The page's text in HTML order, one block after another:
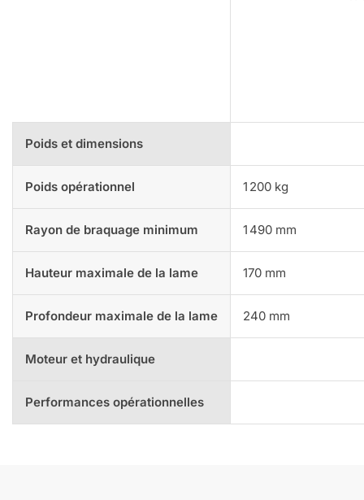
Poids et dimensions
Poids opérationnel 1 200 kg
Rayon de braquage minimum 1 490 mm
Hauteur maximale de la lame 170 mm
Profondeur maximale de la lame 240 mm
Moteur et hydraulique
Performances opérationnelles